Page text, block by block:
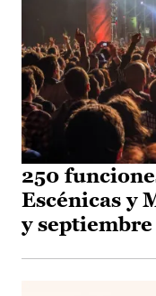
250
Escénicas y
y septiembre